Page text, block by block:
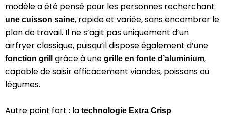
modèle a été pensé pour les personnes recherchant
une cuisson saine, rapide et variée, sans encombrer le
plan de travail. Il ne s’agit pas uniquement d’un
airfryer classique, puisqu’il dispose également d’une
fonction grill grâce à une grille en fonte d’aluminium,
capable de saisir efficacement viandes, poissons ou
légumes.
Autre point fort : la technologie Extra Crisp